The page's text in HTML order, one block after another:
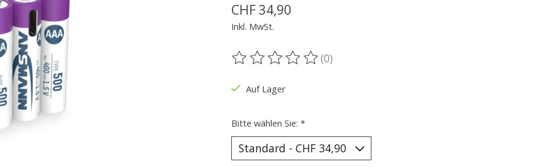
CHF 34,90
Inkl. MwSt.
Die Bewertung dieses Produkts ist
(0)
Auf Lager
Bitte wählen Sie: *